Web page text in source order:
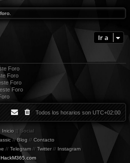
Ir a
Foro
Foro
Foro
Foro
Todos los horarios son UTC+02:00
Inicio || Social
//Blog // Contacto
// Telegram // Twitter// Instagram
HackM365.com